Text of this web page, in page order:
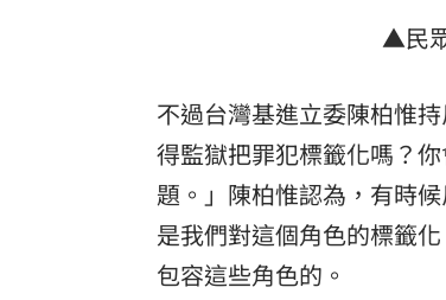
▲民
不過台灣基進立委陳柏惟
得監獄把罪犯標籤化嗎？
題。」陳柏惟認為，有時
是我們對這個角色的標籤
包容這些角色的。